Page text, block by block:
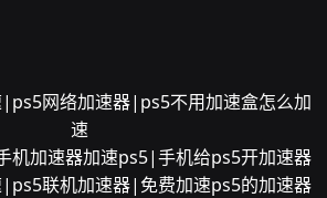
网络加速器|ps5不用加速盒怎么加
速
机加速器加速ps5|手机给ps5开加速器
联机加速器|免费加速ps5的加速器